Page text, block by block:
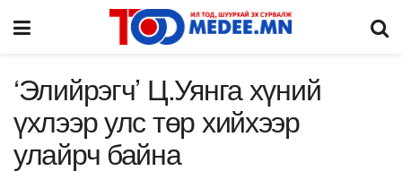
‘Элийрэгч’ Ц.Уянга хүний
үхлээр улс төр хийхээр
улайрч байна